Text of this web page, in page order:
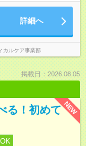
詳細へ
カルケア事業部
掲載日：2026.08.05
NEW
る！初めて